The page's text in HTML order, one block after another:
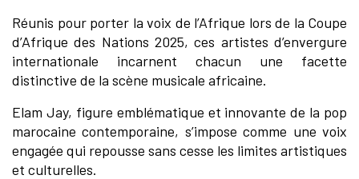
Réunis pour porter la voix de l’Afrique lors de la Coupe
d’Afrique des Nations 2025, ces artistes d’envergure
internationale incarnent chacun une facette
distinctive de la scène musicale africaine.
Elam Jay, figure emblématique et innovante de la pop
marocaine contemporaine, s’impose comme une voix
engagée qui repousse sans cesse les limites artistiques
et culturelles.